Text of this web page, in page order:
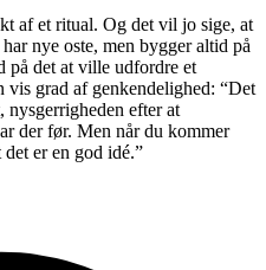
af et ritual. Og det vil jo sige, at
nye oste, men bygger altid på
på det at ville udfordre et
grad af genkendelighed: “Det
nysgerrigheden efter at
der før. Men når du kommer
er en god idé.”